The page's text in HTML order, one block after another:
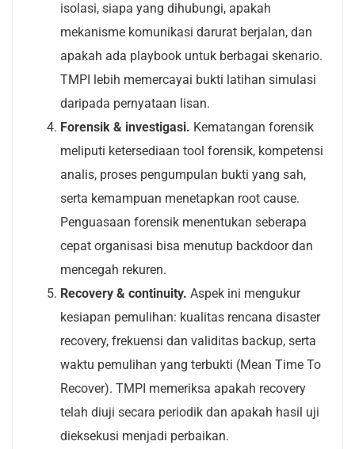
isolasi, siapa yang dihubungi, apakah
mekanisme komunikasi darurat berjalan, dan
apakah ada playbook untuk berbagai skenario.
TMPI lebih memercayai bukti latihan simulasi
daripada pernyataan lisan.
Forensik & investigasi. Kematangan forensik
meliputi ketersediaan tool forensik, kompetensi
analis, proses pengumpulan bukti yang sah,
serta kemampuan menetapkan root cause.
Penguasaan forensik menentukan seberapa
cepat organisasi bisa menutup backdoor dan
mencegah rekuren.
Recovery & continuity. Aspek ini mengukur
kesiapan pemulihan: kualitas rencana disaster
recovery, frekuensi dan validitas backup, serta
waktu pemulihan yang terbukti (Mean Time To
Recover). TMPI memeriksa apakah recovery
telah diuji secara periodik dan apakah hasil uji
dieksekusi menjadi perbaikan.